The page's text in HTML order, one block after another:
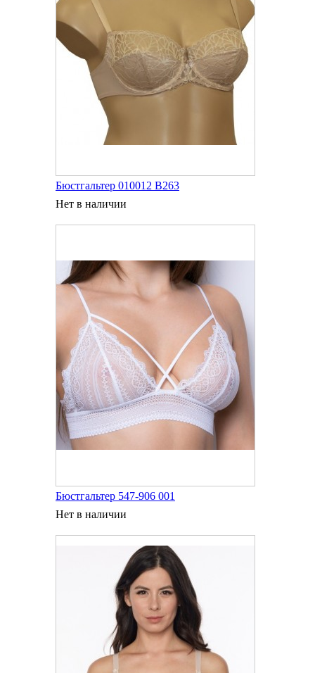
Бюстгальтер 010012 В263
Нет в наличии
Бюстгальтер 547-906 001
Нет в наличии